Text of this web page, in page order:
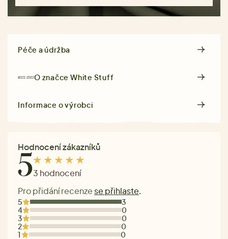
Péče a údržba
O značceWhite Stuff
Informace o výrobci
Hodnocení zákazníků
53 hodnocení
Pro přidání recenze se přihlaste.
5
3
4
0
3
0
2
0
1
0